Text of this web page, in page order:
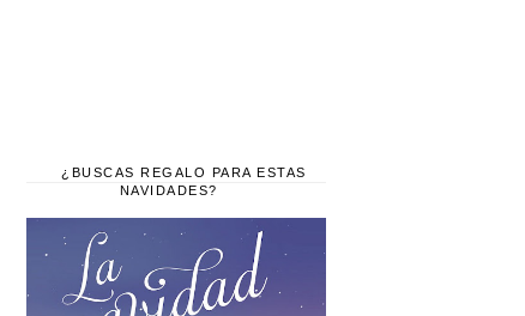
¿BUSCAS REGALO PARA ESTAS
NAVIDADES?